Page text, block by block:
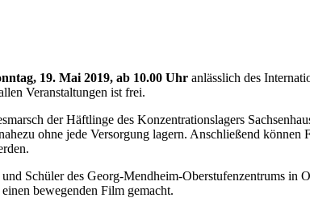
19. Mai 2019, ab 10.00 Uhr anlässlich des
Veranstaltungen ist frei.
der Häftlinge des Konzentrationslagers
ohne jede Versorgung lagern. Anschließend
Schüler des Georg-Mendheim-Oberstufenzentrums in
bewegenden Film gemacht.